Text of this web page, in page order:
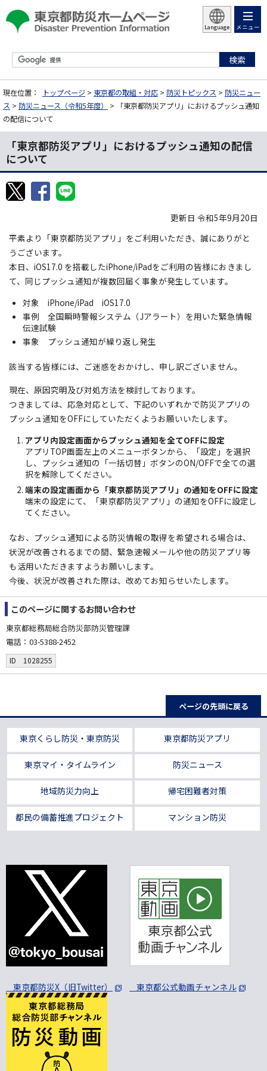
Language メニュー
現在位置： トップページ > 東京都の取組・対応 > 防災トピックス > 防災ニュー
ス > 防災ニュース（令和5年度）
> 「東京都防災アプリ」におけるプッシュ通知
の配信について
「東京都防災アプリ」におけるプッシュ通知の配信
について
更新日 令和5年9月20日
平素より「東京都防災アプリ」をご利用いただき、誠にありがと
うございます。
本日、iOS17.0 を搭載したiPhone/iPadをご利用の皆様におきまし
て、同じプッシュ通知が複数回届く事象が発生しています。
対象 iPhone/iPad iOS17.0
事例 全国瞬時警報システム（Jアラート）を用いた緊急情報
伝達試験
事象 プッシュ通知が繰り返し発生
該当する皆様には、ご迷惑をおかけし、申し訳ございません。
現在、原因究明及び対処方法を検討しております。
つきましては、応急対応として、下記のいずれかで防災アプリの
プッシュ通知をOFFにしていただくようお願いいたします。
アプリ内設定画面からプッシュ通知を全てOFFに設定
アプリTOP画面左上のメニューボタンから、「設定」を選択
し、プッシュ通知の「一括切替」ボタンのON/OFFで全ての選
択を解除してください。
端末の設定画面から「東京都防災アプリ」の通知をOFFに設定
端末の設定にて、「東京都防災アプリ」の通知をOFFに設定し
てください。
なお、プッシュ通知による防災情報の取得を希望される場合は、
状況が改善されるまでの間、緊急速報メールや他の防災アプリ等
も活用いただきますようお願いします。
今後、状況が改善された際は、改めてお知らせいたします。
このページに関するお問い合わせ
東京都総務局総合防災部防災管理課
電話：03-5388-2452
ID 1028255
ページの先頭に戻る
東京くらし防災・東京防災 東京都防災アプリ
東京マイ・タイムライン 防災ニュース
地域防災力向上 帰宅困難者対策
都民の備蓄推進プロジェクト マンション防災
東京都防災X（旧Twitter） 東京都公式動画チャンネル